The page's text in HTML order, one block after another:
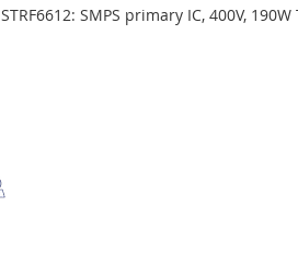
STRF6612: SMPS primary IC, 400V, 190W